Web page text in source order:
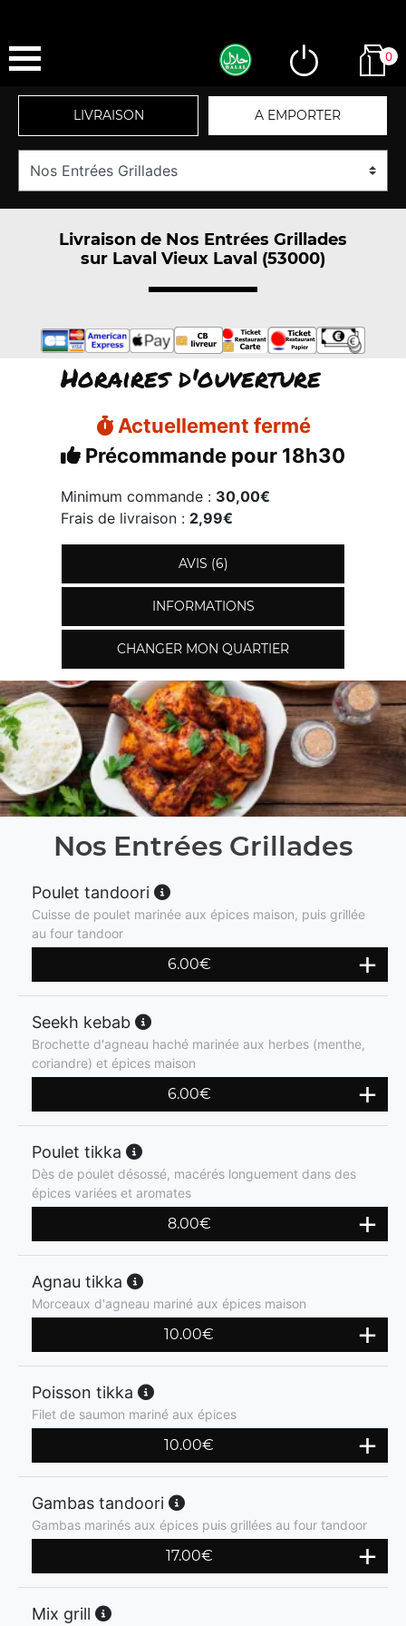
0
LIVRAISON A EMPORTER
Livraison de Nos Entrées Grillades
sur Laval Vieux Laval (53000)
Horaires d'ouverture
Actuellement fermé
Précommande pour 18h30
Minimum commande : 30,00€
Frais de livraison : 2,99€
AVIS (6)
INFORMATIONS
CHANGER MON QUARTIER
Nos Entrées Grillades
Poulet tandoori
Cuisse de poulet marinée aux épices maison, puis grillée
au four tandoor
6.00€
Seekh kebab
Brochette d'agneau haché marinée aux herbes (menthe,
coriandre) et épices maison
6.00€
Poulet tikka
Dès de poulet désossé, macérés longuement dans des
épices variées et aromates
8.00€
Agnau tikka
Morceaux d'agneau mariné aux épices maison
10.00€
Poisson tikka
Filet de saumon mariné aux épices
10.00€
Gambas tandoori
Gambas marinés aux épices puis grillées au four tandoor
17.00€
Mix grill